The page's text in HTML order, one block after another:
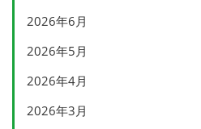
2026年6月
2026年5月
2026年4月
2026年3月